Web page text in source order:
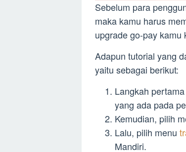
Sebelum para
maka kamu harus
upgrade go-pay kamu
Adapun tutorial yang
yaitu sebagai berikut:
Langkah
yang ada pada
Kemudian, pilih
Lalu, pilih menu
Mandiri.